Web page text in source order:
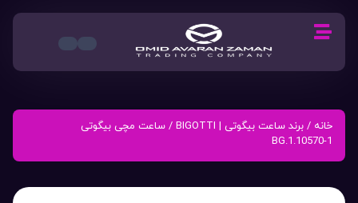
خانه / برند ساعت بیگوتی | BIGOTTI
/ ساعت مچی بیگوتی
BG.1.10570-1